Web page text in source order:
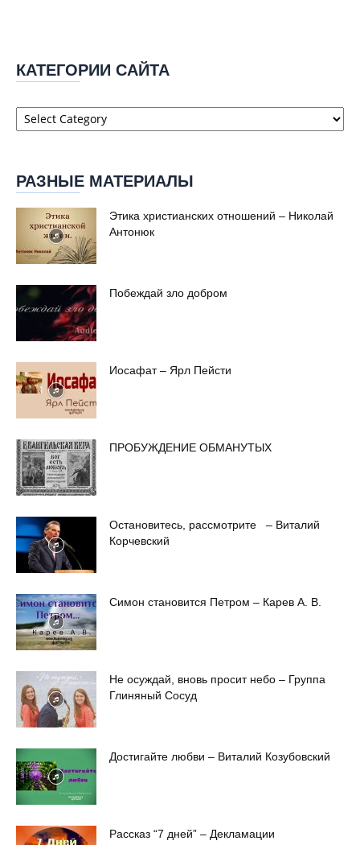
КАТЕГОРИИ САЙТА
Категории
сайта
РАЗНЫЕ МАТЕРИАЛЫ
Этика христианских отношений – Николай
Антонюк
Побеждай зло добром
Иосафат – Ярл Пейсти
ПРОБУЖДЕНИЕ ОБМАНУТЫХ
Остановитесь, рассмотрите – Виталий
Корчевский
Симон становится Петром – Карев А. В.
Не осуждай, вновь просит небо – Группа
Глиняный Сосуд
Достигайте любви – Виталий Козубовский
Рассказ “7 дней” – Декламации